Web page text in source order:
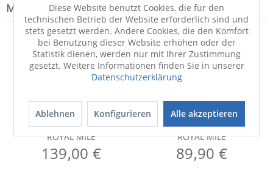
Modell-Familie: ROYAL
Außenleuchte
ROYAL MILE
139,00 €
Außenleuchte
ROYAL MILE
89,90 €
Diese Website benutzt Cookies, die für den
technischen Betrieb der Website erforderlich sind und
stets gesetzt werden. Andere Cookies, die den Komfort
bei Benutzung dieser Website erhöhen oder der
Statistik dienen, werden nur mit Ihrer Zustimmung
gesetzt. Weitere Informationen finden Sie in unserer
Datenschutzerklärung
Ablehnen Konfigurieren Alle akzeptieren